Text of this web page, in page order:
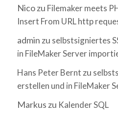
Nicozu Filemaker meets
Insert From URL http
admin zu selbstsigniertes
in FileMaker Server
Hans Peter Bernt zu
erstellen und in FileMaker
Markus zu Kalender SQL